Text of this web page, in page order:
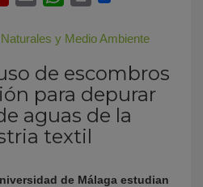
y Medio Ambiente
de escombros
para depurar
aguas de la
textil
de Málaga estudian